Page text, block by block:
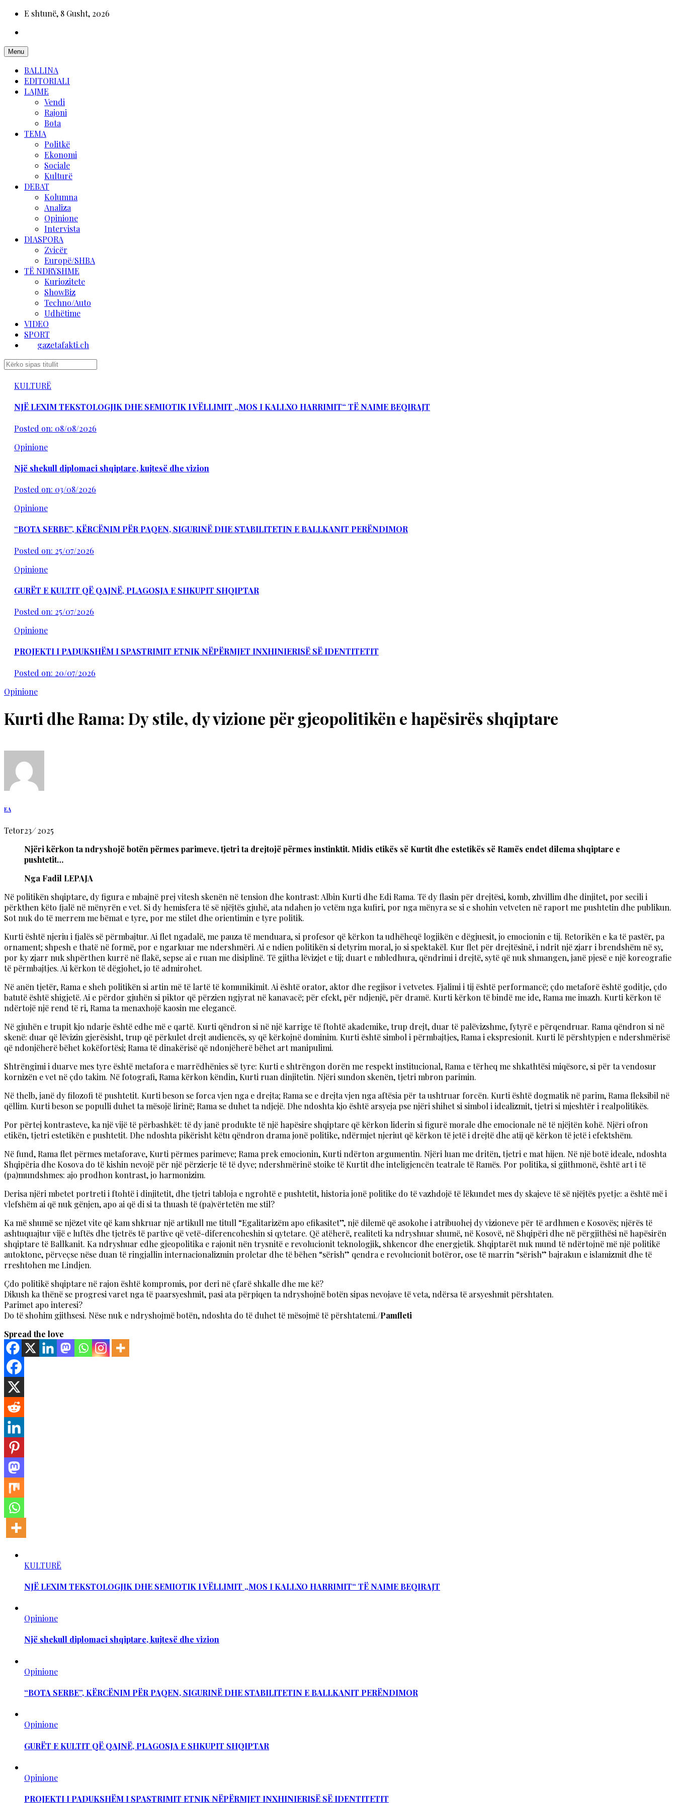
E shtunë, 8 Gusht, 2026
Menu
BALLINA
EDITORIALI
LAJME
Vendi
Rajoni
Bota
TEMA
Politkë
Ekonomi
Sociale
Kulturë
DEBAT
Kolumna
Analiza
Opinione
Intervista
DIASPORA
Zvicër
Europë/SHBA
TË NDRYSHME
Kuriozitete
ShowBiz
Techno/Auto
Udhëtime
VIDEO
SPORT
gazetafakti.ch
KULTURË
NJË LEXIM TEKSTOLOGJIK DHE SEMIOTIK I VËLLIMIT „MOS I KALLXO HARRIMIT“ TË NAIME BEQIRAJT
Posted on: 08/08/2026
Opinione
Një shekull diplomaci shqiptare, kujtesë dhe vizion
Posted on: 03/08/2026
Opinione
“BOTA SERBE”, KËRCËNIM PËR PAQEN, SIGURINË DHE STABILITETIN E BALLKANIT PERËNDIMOR
Posted on: 25/07/2026
Opinione
GURËT E KULTIT QË QAJNË, PLAGOSJA E SHKUPIT SHQIPTAR
Posted on: 25/07/2026
Opinione
PROJEKTI I PADUKSHËM I SPASTRIMIT ETNIK NËPËRMJET INXHINIERISË SË IDENTITETIT
Posted on: 20/07/2026
Opinione
Kurti dhe Rama: Dy stile, dy vizione për gjeopolitikën e hapësirës shqiptare
EA
Tetor23/2025
Njëri kërkon ta ndryshojë botën përmes parimeve, tjetri ta drejtojë përmes instinktit. Midis etikës së Kurtit dhe estetikës së Ramës endet dilema shqiptare e
pushtetit…
Nga Fadil LEPAJA
Në politikën shqiptare, dy figura e mbajnë prej vitesh skenën në tension dhe kontrast: Albin Kurti dhe Edi Rama. Të dy flasin për drejtësi, komb, zhvillim dhe dinjitet, por secili i
përkthen këto fjalë në mënyrën e vet. Si dy hemisfera të së njëjtës gjuhë, ata ndahen jo vetëm nga kufiri, por nga mënyra se si e shohin vetveten në raport me pushtetin dhe publikun.
Sot nuk do të merrem me bëmat e tyre, por me stilet dhe orientimin e tyre politik.
Kurti është njeriu i fjalës së përmbajtur. Ai flet ngadalë, me pauza të menduara, si profesor që kërkon ta udhëheqë logjikën e dëgjuesit, jo emocionin e tij. Retorikën e ka të pastër, pa
ornament; shpesh e thatë në formë, por e ngarkuar me ndershmëri. Ai e ndien politikën si detyrim moral, jo si spektakël. Kur flet për drejtësinë, i ndrit një zjarr i brendshëm në sy,
por ky zjarr nuk shpërthen kurrë në flakë, sepse ai e ruan me disiplinë. Të gjitha lëvizjet e tij; duart e mbledhura, qëndrimi i drejtë, sytë që nuk shmangen, janë pjesë e një koreografie
të përmbajtjes. Ai kërkon të dëgjohet, jo të admirohet.
Në anën tjetër, Rama e sheh politikën si artin më të lartë të komunikimit. Ai është orator, aktor dhe regjisor i vetvetes. Fjalimi i tij është performancë; çdo metaforë është goditje, çdo
batutë është shigjetë. Ai e përdor gjuhën si piktor që përzien ngjyrat në kanavacë; për efekt, për ndjenjë, për dramë. Kurti kërkon të bindë me ide, Rama me imazh. Kurti kërkon të
ndërtojë një rend të ri, Rama ta menaxhojë kaosin me elegancë.
Në gjuhën e trupit kjo ndarje është edhe më e qartë. Kurti qëndron si në një karrige të ftohtë akademike, trup drejt, duar të palëvizshme, fytyrë e përqendruar. Rama qëndron si në
skenë: duar që lëvizin gjerësisht, trup që përkulet drejt audiencës, sy që kërkojnë dominim. Kurti është simbol i përmbajtjes, Rama i ekspresionit. Kurti lë përshtypjen e ndershmërisë
që ndonjëherë bëhet kokëfortësi; Rama të dinakërisë që ndonjëherë bëhet art manipulimi.
Shtrëngimi i duarve mes tyre është metafora e marrëdhënies së tyre: Kurti e shtrëngon dorën me respekt institucional, Rama e tërheq me shkathtësi miqësore, si për ta vendosur
kornizën e vet në çdo takim. Në fotografi, Rama kërkon këndin, Kurti ruan dinjitetin. Njëri sundon skenën, tjetri mbron parimin.
Në thelb, janë dy filozofi të pushtetit. Kurti beson se forca vjen nga e drejta; Rama se e drejta vjen nga aftësia për ta ushtruar forcën. Kurti është dogmatik në parim, Rama fleksibil në
qëllim. Kurti beson se populli duhet ta mësojë lirinë; Rama se duhet ta ndjejë. Dhe ndoshta kjo është arsyeja pse njëri shihet si simbol i idealizmit, tjetri si mjeshtër i realpolitikës.
Por përtej kontrasteve, ka një vijë të përbashkët: të dy janë produkte të një hapësire shqiptare që kërkon liderin si figurë morale dhe emocionale në të njëjtën kohë. Njëri ofron
etikën, tjetri estetikën e pushtetit. Dhe ndoshta pikërisht këtu qëndron drama jonë politike, ndërmjet njeriut që kërkon të jetë i drejtë dhe atij që kërkon të jetë i efektshëm.
Në fund, Rama flet përmes metaforave, Kurti përmes parimeve; Rama prek emocionin, Kurti ndërton argumentin. Njëri luan me dritën, tjetri e mat hijen. Në një botë ideale, ndoshta
Shqipëria dhe Kosova do të kishin nevojë për një përzierje të të dyve; ndershmërinë stoike të Kurtit dhe inteligjencën teatrale të Ramës. Por politika, si gjithmonë, është art i të
(pa)mundshmes: ajo prodhon kontrast, jo harmonizim.
Derisa njëri mbetet portreti i ftohtë i dinjitetit, dhe tjetri tabloja e ngrohtë e pushtetit, historia jonë politike do të vazhdojë të lëkundet mes dy skajeve të së njëjtës pyetje: a është më i
vlefshëm ai që nuk gënjen, apo ai që di si ta thuash të (pa)vërtetën me stil?
Ka më shumë se njëzet vite që kam shkruar një artikull me titull “Egalitarizëm apo efikasitet”, një dilemë që asokohe i atribuohej dy vizioneve për të ardhmen e Kosovës; njërës të
ashtuquajtur vijë e luftës dhe tjetrës të partive që vetë-diferencoheshin si qytetare. Që atëherë, realiteti ka ndryshuar shumë, në Kosovë, në Shqipëri dhe në përgjithësi në hapësirën
shqiptare të Ballkanit. Ka ndryshuar edhe gjeopolitika e rajonit nën trysnitë e revolucionit teknologjik, shkencor dhe energjetik. Shqiptarët nuk mund të ndërtojnë më një politikë
autoktone, përveçse nëse duan të ringjallin internacionalizmin proletar dhe të bëhen “sërish” qendra e revolucionit botëror, ose të marrin “sërish” bajrakun e islamizmit dhe të
rreshtohen me Lindjen.
Çdo politikë shqiptare në rajon është kompromis, por deri në çfarë shkalle dhe me kë?
Dikush ka thënë se progresi varet nga të paarsyeshmit, pasi ata përpiqen ta ndryshojnë botën sipas nevojave të veta, ndërsa të arsyeshmit përshtaten.
Parimet apo interesi?
Do të shohim gjithsesi. Nëse nuk e ndryshojmë botën, ndoshta do të duhet të mësojmë të përshtatemi./Pamfleti
Spread the love
KULTURË
NJË LEXIM TEKSTOLOGJIK DHE SEMIOTIK I VËLLIMIT „MOS I KALLXO HARRIMIT“ TË NAIME BEQIRAJT
Opinione
Një shekull diplomaci shqiptare, kujtesë dhe vizion
Opinione
“BOTA SERBE”, KËRCËNIM PËR PAQEN, SIGURINË DHE STABILITETIN E BALLKANIT PERËNDIMOR
Opinione
GURËT E KULTIT QË QAJNË, PLAGOSJA E SHKUPIT SHQIPTAR
Opinione
PROJEKTI I PADUKSHËM I SPASTRIMIT ETNIK NËPËRMJET INXHINIERISË SË IDENTITETIT